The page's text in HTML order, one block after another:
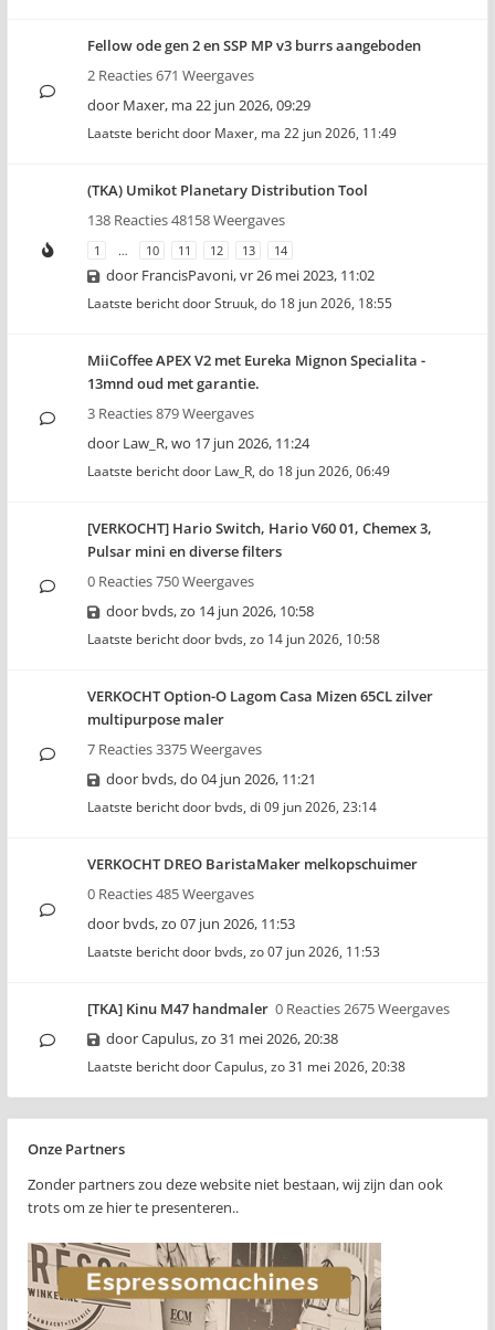
Fellow ode gen 2 en SSP MP v3 burrs aangeboden
2 Reacties 671 Weergaves
door Maxer, ma 22 jun 2026, 09:29
Laatste bericht door Maxer, ma 22 jun 2026, 11:49
(TKA) Umikot Planetary Distribution Tool
138 Reacties 48158 Weergaves
1 … 10 11 12 13 14
door FrancisPavoni,vr 26 mei 2023, 11:02
Laatste bericht doorStruuk, do 18 jun 2026, 18:55
MiiCoffee APEX V2 met Eureka Mignon Specialita -
13mnd oud met garantie.
3 Reacties 879 Weergaves
door Law_R,wo 17 jun 2026, 11:24
Laatste bericht door Law_R, do 18 jun 2026, 06:49
[VERKOCHT] Hario Switch, Hario V60 01, Chemex 3,
Pulsar mini en diverse filters
0 Reacties 750 Weergaves
door bvds,zo 14 jun 2026, 10:58
Laatste bericht door bvds, zo 14 jun 2026, 10:58
VERKOCHT Option-O Lagom Casa Mizen 65CL zilver
multipurpose maler
7 Reacties 3375 Weergaves
door bvds,do 04 jun 2026, 11:21
Laatste bericht door bvds, di 09 jun 2026, 23:14
VERKOCHT DREO BaristaMaker melkopschuimer
0 Reacties 485 Weergaves
door bvds,zo 07 jun 2026, 11:53
Laatste bericht door bvds, zo 07 jun 2026, 11:53
[TKA] Kinu M47 handmaler 0 Reacties 2675 Weergaves
doorCapulus,zo 31 mei 2026, 20:38
Laatste bericht doorCapulus, zo 31 mei 2026, 20:38
Onze Partners
Zonder partners zou deze website niet bestaan, wij zijn dan ook
trots om ze hier te presenteren..